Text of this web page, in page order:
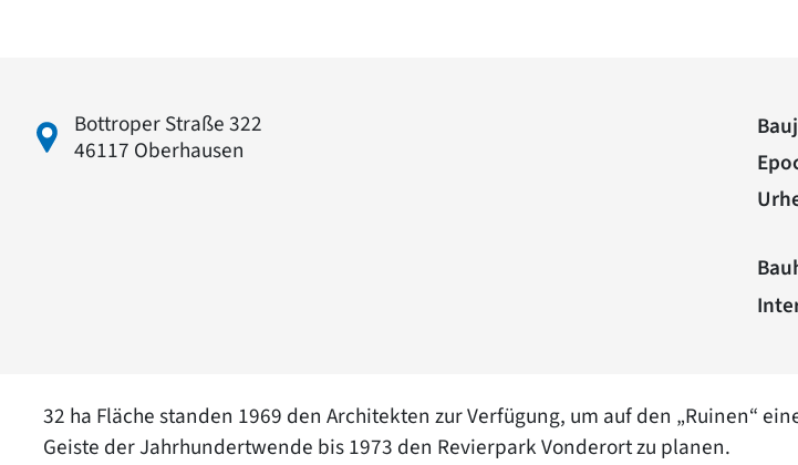
Bottroper Straße 322
46117 Oberhausen
32 ha Fläche standen 1969 den Architekten zur Verfügung, um auf den „Ruinen“
Geiste der Jahrhundertwende bis 1973 den Revierpark Vonderort zu planen.